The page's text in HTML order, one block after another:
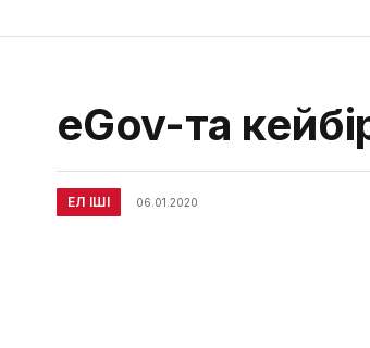
eGov-та
ЕЛ ІШІ 06.01.2020